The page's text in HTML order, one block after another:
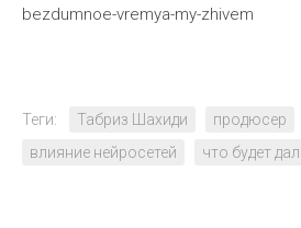
bezdumnoe-vremya-my-zhivem
Теги: Табриз Шахиди продюсер
влияние нейросетей
что будет